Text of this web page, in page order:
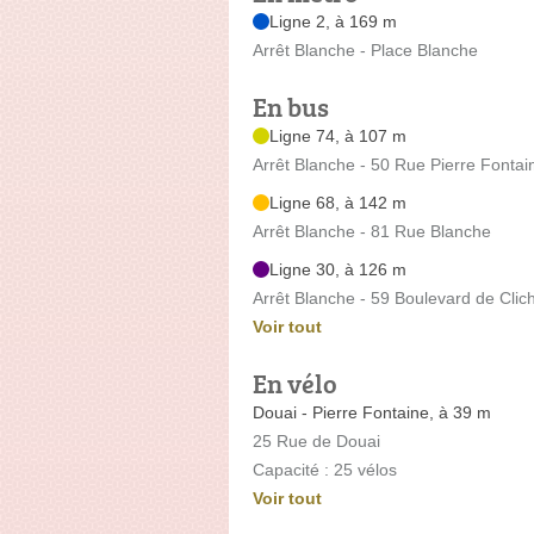
Ligne 2, à 169 m
Arrêt Blanche - Place Blanche
En bus
Ligne 74, à 107 m
Arrêt Blanche - 50 Rue Pierre
Ligne 68, à 142 m
Arrêt Blanche - 81 Rue Blanche
Ligne 30, à 126 m
Arrêt Blanche - 59 Boulevard de
Voir tout
En vélo
Douai - Pierre Fontaine, à 39 m
25 Rue de Douai
Capacité : 25 vélos
Voir tout